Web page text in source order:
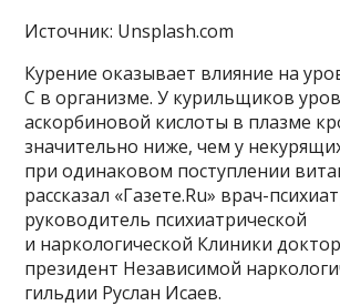
Источник: Unsplash.com
Курение оказывает влияние на
С в организме. У курильщиков
аскорбиновой кислоты в плазме
значительно ниже, чем у
при одинаковом поступлении
рассказал «Газете.Ru» врач-
руководитель психиатрической
и наркологической Клиники
президент Независимой
гильдии Руслан Исаев.